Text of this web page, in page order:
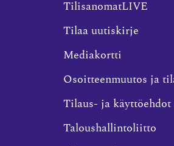
TilisanomatLIVE
Tilaa uutiskirje
Mediakortti
Osoitteenmuutos ja
Tilaus- ja käyttöehdot
Taloushallintoliitto